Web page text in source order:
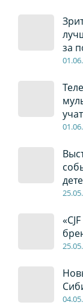
за
01.06
01.06
25.05
25.05
04.05